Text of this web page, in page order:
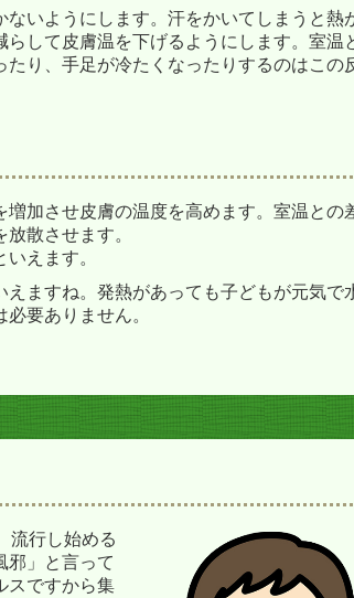
いようにします。汗をかいてしまうと熱
して皮膚温を下げるようにします。室温
り、手足が冷たくなったりするのはこの
加させ皮膚の温度を高めます。室温との
散させます。
えます。
ますね。発熱があっても子どもが元気で
要ありません。
流行し始める
邪」と言って
スですから集